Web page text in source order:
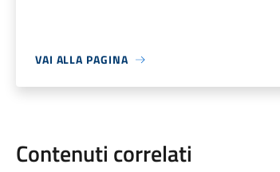
VAI ALLA PAGINA
Contenuti correlati